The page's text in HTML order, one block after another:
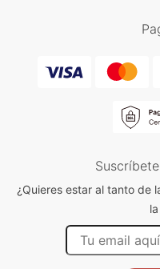
¿Quieres estar al tanto de